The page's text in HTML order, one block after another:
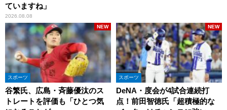
ていますね」
2026.08.08
スポーツ
谷繁氏、広島・斉藤優汰のス
トレートを評価も「ひとつ気
NEW
スポーツ
DeNA・度会が4試合連続打
点！前田智徳氏「超積極的な
NEW